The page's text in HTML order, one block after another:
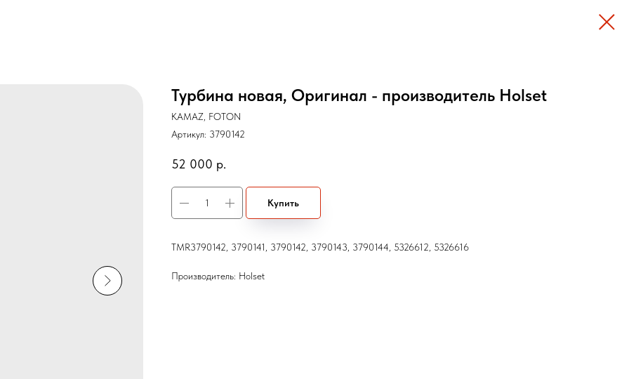
Турбина новая, Оригинал - производитель Holset
KAMAZ, FOTON
Артикул: 3790142
52 000 р.
Купить
TMR3790142, 3790141, 3790142, 3790143, 3790144, 5326612, 5326616
Производитель: Holset